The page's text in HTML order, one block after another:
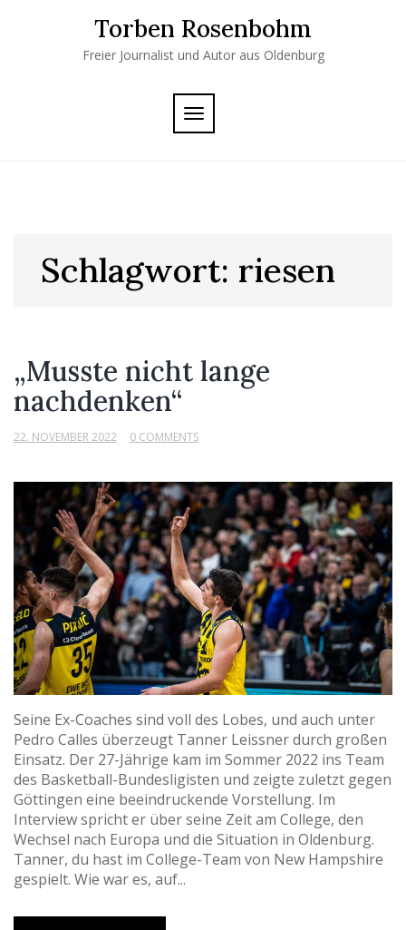
Torben Rosenbohm
Freier Journalist und Autor aus Oldenburg
TOGGLE
NAVIGATION
Schlagwort: riesen
„Musste nicht lange
nachdenken“
22. NOVEMBER 2022 0 COMMENTS
Seine Ex-Coaches sind voll des Lobes, und auch unter
Pedro Calles überzeugt Tanner Leissner durch großen
Einsatz. Der 27-Jährige kam im Sommer 2022 ins Team
des Basketball-Bundesligisten und zeigte zuletzt gegen
Göttingen eine beeindruckende Vorstellung. Im
Interview spricht er über seine Zeit am College, den
Wechsel nach Europa und die Situation in Oldenburg.
Tanner, du hast im College-Team von New Hampshire
gespielt. Wie war es, auf...